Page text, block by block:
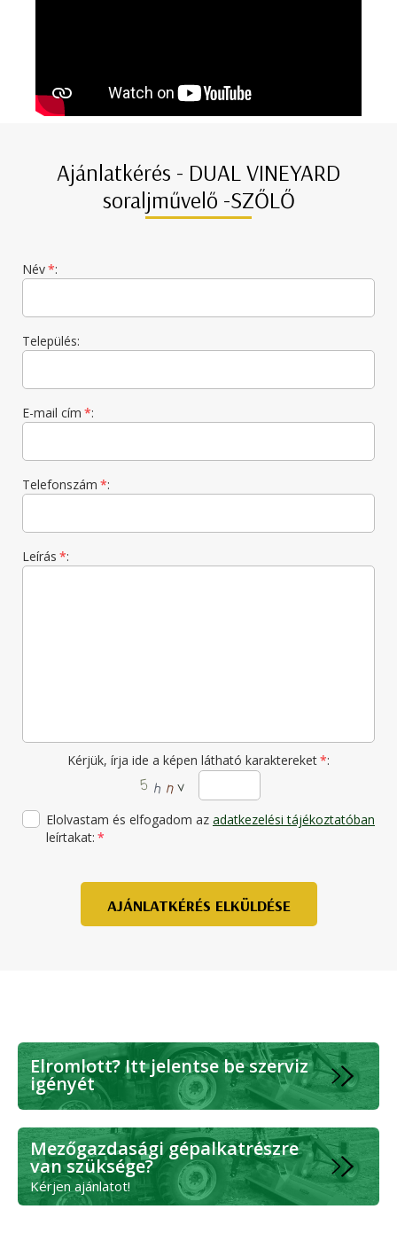
Ajánlatkérés - DUAL VINEYARD
soraljművelő -SZŐLŐ
Név*:
Település:
E-mail cím *:
Telefonszám *:
Leírás *:
Kérjük, írja ide a képen látható karaktereket*:
Elolvastam és elfogadom az adatkezelési tájékoztatóban
leírtakat: *
AJÁNLATKÉRÉS ELKÜLDÉSE
Elromlott? Itt jelentse be szerviz
igényét
Mezőgazdasági gépalkatrészre
van szüksége?
Kérjen ajánlatot!